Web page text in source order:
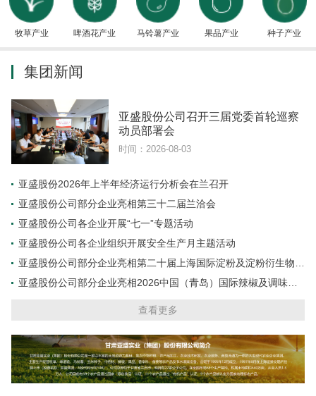
牧草产业 啤酒花产业 马铃薯产业 果品产业 种子产业
集团新闻
亚盛股份公司召开三届党委首轮巡察
动员部署会
时间：2026-08-03
亚盛股份2026年上半年经济运行分析会在兰召开
亚盛股份公司部分企业亮相第三十二届兰洽会
亚盛股份公司各企业开展“七一”专题活动
亚盛股份公司各企业组织开展安全生产月主题活动
亚盛股份公司部分企业亮相第二十届上海国际淀粉及淀粉衍生物展
览会
亚盛股份公司部分企业亮相2026中国（青岛）国际辣椒及调味料
查看更多